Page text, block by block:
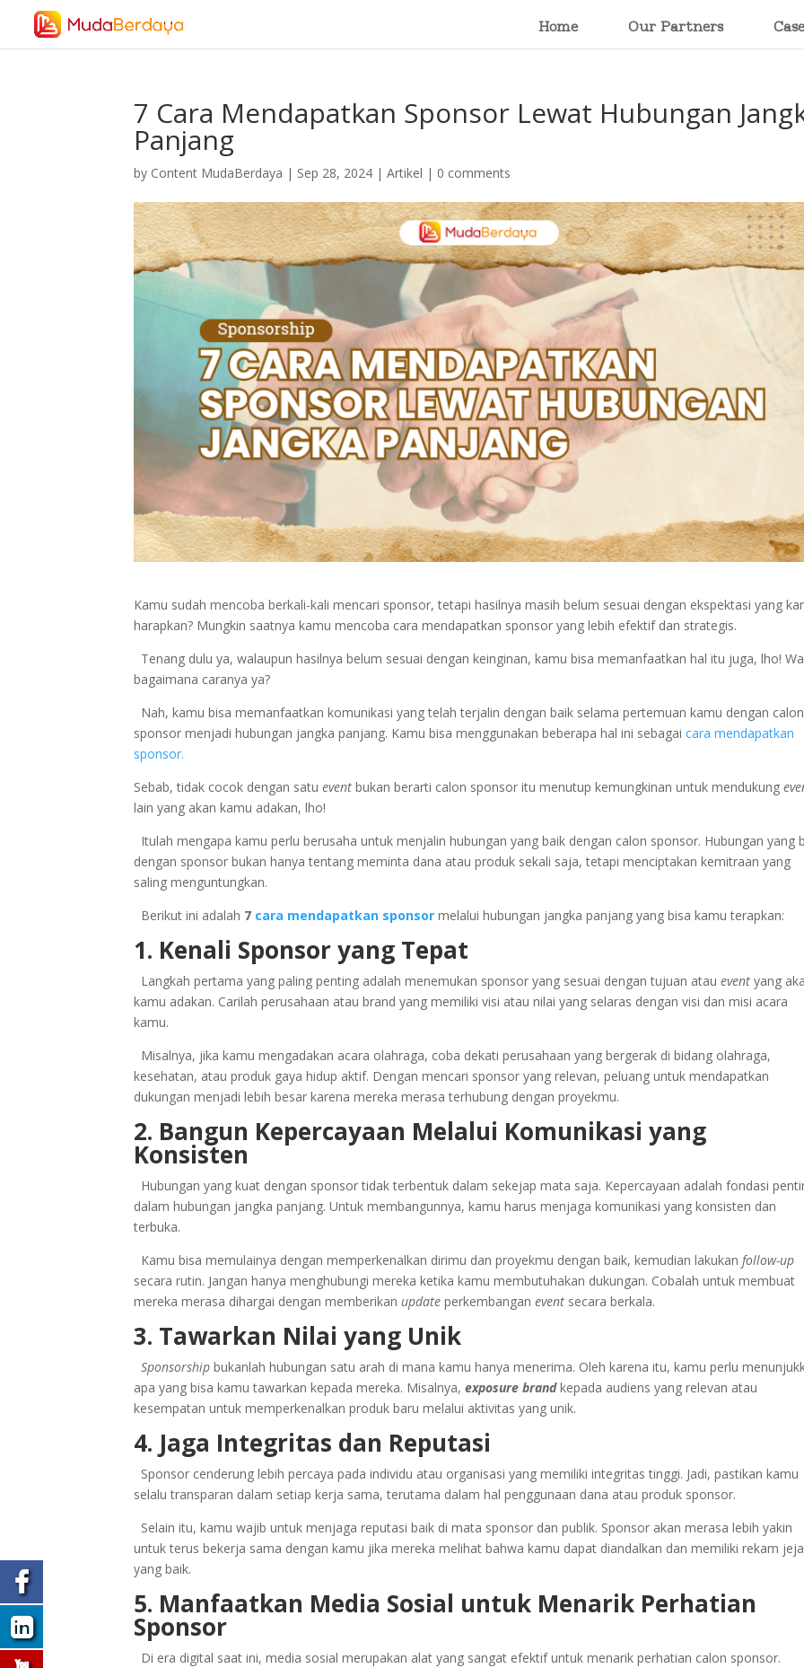
Home Our Partners
7 Cara Mendapatkan Sponsor Lewat Hubungan
Panjang
by Content MudaBerdaya | Sep 28, 2024 |Artikel | 0 comments
Kamu sudah mencoba berkali-kali mencari sponsor, tetapi hasilnya masih belum sesuai dengan ekspektasi yang
harapkan? Mungkin saatnya kamu mencoba cara mendapatkan sponsor yang lebih efektif dan strategis.
Tenang dulu ya, walaupun hasilnya belum sesuai dengan keinginan, kamu bisa memanfaatkan hal itu juga, lho!
bagaimana caranya ya?
Nah, kamu bisa memanfaatkan komunikasi yang telah terjalin dengan baik selama pertemuan kamu dengan calon
sponsor menjadi hubungan jangka panjang. Kamu bisa menggunakan beberapa hal ini sebagaicara mendapatkan
sponsor.
Sebab, tidak cocok dengan satuevent bukan berarti calon sponsor itu menutup kemungkinan untuk mendukung
lain yang akan kamu adakan, lho!
Itulah mengapa kamu perlu berusaha untuk menjalin hubungan yang baik dengan calon sponsor. Hubungan yang
dengan sponsor bukan hanya tentang meminta dana atau produk sekali saja, tetapi menciptakan kemitraan yang
saling menguntungkan.
Berikut ini adalah 7 cara mendapatkan sponsor melalui hubungan jangka panjang yang bisa kamu terapkan:
1. Kenali Sponsor yang Tepat
Langkah pertama yang paling penting adalah menemukan sponsor yang sesuai dengan tujuan ataueventyang
kamu adakan. Carilah perusahaan atau brand yang memiliki visi atau nilai yang selaras dengan visi dan misi acara
kamu.
Misalnya, jika kamu mengadakan acara olahraga, coba dekati perusahaan yang bergerak di bidang olahraga,
kesehatan, atau produk gaya hidup aktif. Dengan mencari sponsor yang relevan, peluang untuk mendapatkan
dukungan menjadi lebih besar karena mereka merasa terhubung dengan proyekmu.
2. Bangun Kepercayaan Melalui Komunikasi yang
Konsisten
Hubungan yang kuat dengan sponsor tidak terbentuk dalam sekejap mata saja. Kepercayaan adalah fondasi
dalam hubungan jangka panjang. Untuk membangunnya, kamu harus menjaga komunikasi yang konsisten dan
terbuka.
Kamu bisa memulainya dengan memperkenalkan dirimu dan proyekmu dengan baik, kemudian lakukan follow-up
secara rutin. Jangan hanya menghubungi mereka ketika kamu membutuhakan dukungan. Cobalah untuk membuat
mereka merasa dihargai dengan memberikanupdate perkembangan event secara berkala.
3. Tawarkan Nilai yang Unik
Sponsorship bukanlah hubungan satu arah di mana kamu hanya menerima. Oleh karena itu, kamu perlu
apa yang bisa kamu tawarkan kepada mereka. Misalnya,exposure brandkepada audiens yang relevan atau
kesempatan untuk memperkenalkan produk baru melalui aktivitas yang unik.
4. Jaga Integritas dan Reputasi
Sponsor cenderung lebih percaya pada individu atau organisasi yang memiliki integritas tinggi. Jadi, pastikan kamu
selalu transparan dalam setiap kerja sama, terutama dalam hal penggunaan dana atau produk sponsor.
Selain itu, kamu wajib untuk menjaga reputasi baik di mata sponsor dan publik. Sponsor akan merasa lebih yakin
untuk terus bekerja sama dengan kamu jika mereka melihat bahwa kamu dapat diandalkan dan memiliki rekam
yang baik.
5. Manfaatkan Media Sosial untuk Menarik Perhatian
Sponsor
Di era digital saat ini, media sosial merupakan alat yang sangat efektif untuk menarik perhatian calon sponsor.